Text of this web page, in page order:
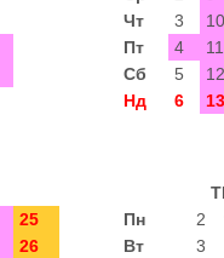
Чт
3 10
Пт
4 11
Сб
5 12
Нд
6 13
25
26
Пн
2
Вт
3